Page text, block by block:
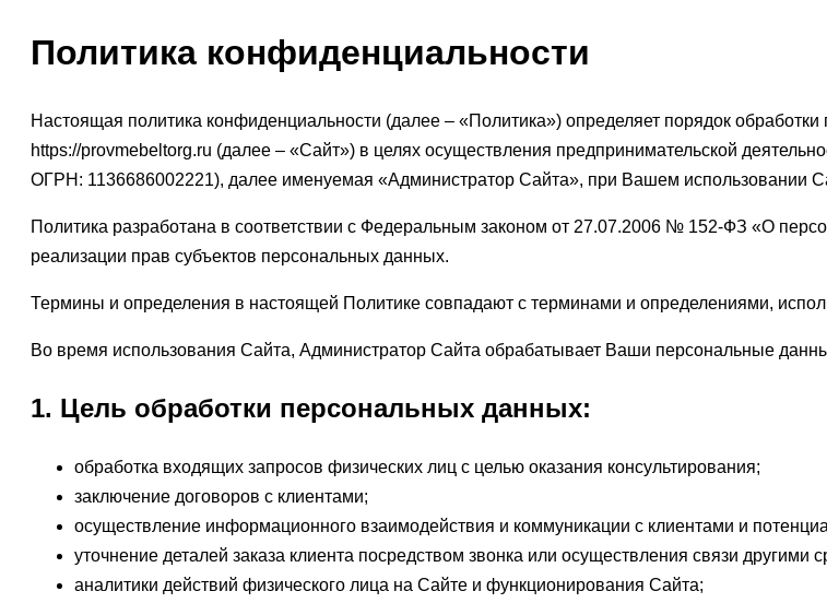
Политика конфиденциальности
Настоящая политика конфиденциальности (далее – «Политика») определяет порядок
https://provmebeltorg.ru (далее – «Сайт») в целях осуществления предпринимательской
ОГРН: 1136686002221), далее именуемая «Администратор Сайта», при Вашем использовании
Политика разработана в соответствии с Федеральным законом от 27.07.2006 № 152-ФЗ «О
реализации прав субъектов персональных данных.
Термины и определения в настоящей Политике совпадают с терминами и определениями,
Во время использования Сайта, Администратор Сайта обрабатывает Ваши персональные
1. Цель обработки персональных данных:
обработка входящих запросов физических лиц с целью оказания консультирования;
заключение договоров с клиентами;
осуществление информационного взаимодействия и коммуникации с клиентами и
уточнение деталей заказа клиента посредством звонка или осуществления связи другими
аналитики действий физического лица на Сайте и функционирования Сайта;